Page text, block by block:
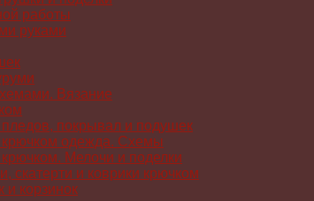
работы
руками
Вязание
пледов, покрывал и подушек
крючком одежда. Схемы
Мелочи и поделки
скатерти и коврики крючком
и корзинок